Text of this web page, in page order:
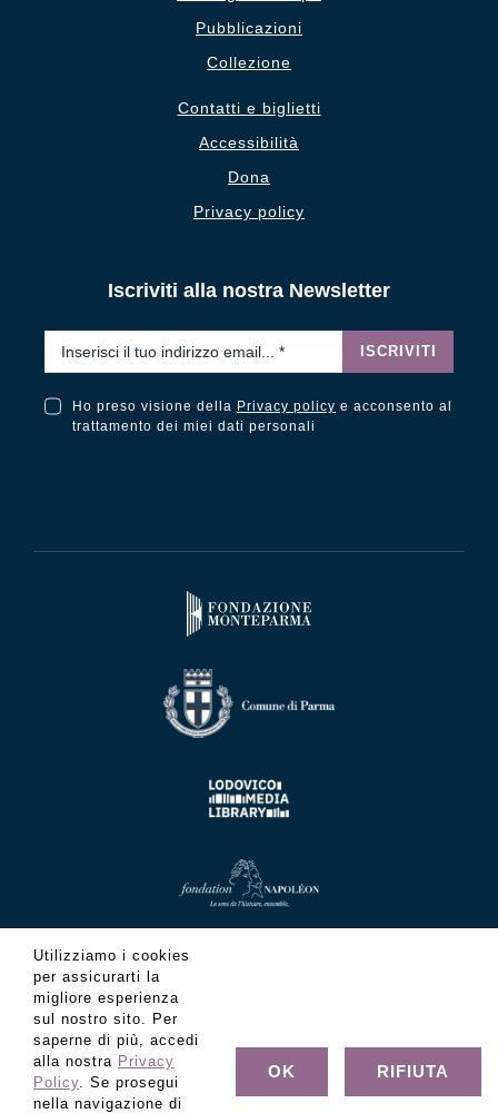
Pubblicazioni
Collezione
Contatti e biglietti
Accessibilità
Dona
Privacy policy
Iscriviti alla nostra Newsletter
ISCRIVITI
Ho preso visione della Privacy policy e acconsento al
trattamento dei miei dati personali
Utilizziamo i cookies
per assicurarti la
migliore esperienza
sul nostro sito. Per
saperne di più, accedi
alla nostra Privacy
Policy. Se prosegui
nella navigazione di
OK RIFIUTA